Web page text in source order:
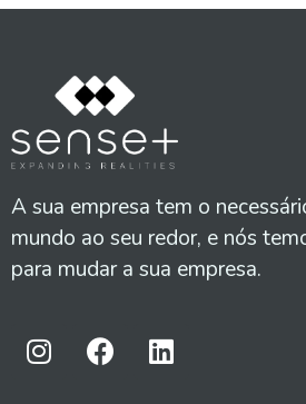
A sua empresa tem o
mundo ao seu redor, e nós
para mudar a sua empresa.